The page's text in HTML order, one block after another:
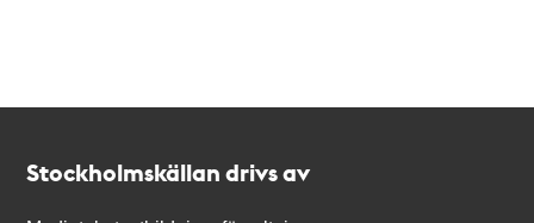
Stockholmskällan drivs av